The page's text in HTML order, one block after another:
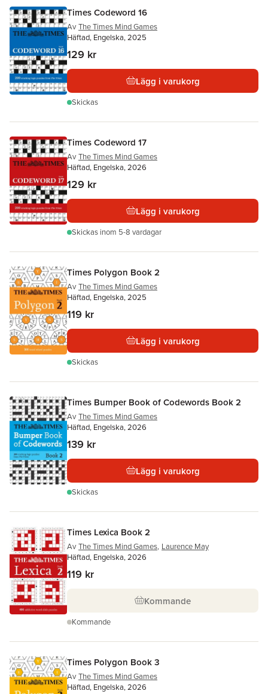
Times Codeword 16
Av The Times Mind Games
Häftad, Engelska, 2025
129 kr
Lägg i varukorg
Skickas
Times Codeword 17
Av The Times Mind Games
Häftad, Engelska, 2026
129 kr
Lägg i varukorg
Skickas inom 5-8 vardagar
Times Polygon Book 2
Av The Times Mind Games
Häftad, Engelska, 2025
119 kr
Lägg i varukorg
Skickas
Times Bumper Book of Codewords Book 2
Av The Times Mind Games
Häftad, Engelska, 2026
139 kr
Lägg i varukorg
Skickas
Times Lexica Book 2
Av The Times Mind Games, Laurence May
Häftad, Engelska, 2026
119 kr
Kommande
Kommande
Times Polygon Book 3
Av The Times Mind Games
Häftad, Engelska, 2026